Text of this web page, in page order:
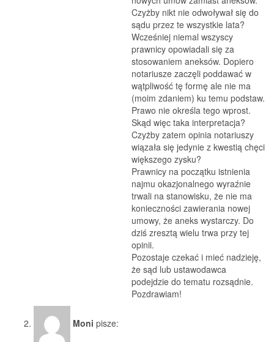
Czyżby nikt nie odwoływał się do
sądu przez te wszystkie lata?
Wcześniej niemal wszyscy
prawnicy opowiadali się za
stosowaniem aneksów. Dopiero
notariusze zaczęli poddawać w
wątpliwość tę formę ale nie ma
(moim zdaniem) ku temu podstaw.
Prawo nie określa tego wprost.
Skąd więc taka interpretacja?
Czyżby zatem opinia notariuszy
wiązała się jedynie z kwestią chęci
większego zysku?
Prawnicy na początku istnienia
najmu okazjonalnego wyraźnie
trwali na stanowisku, że nie ma
konieczności zawierania nowej
umowy, że aneks wystarczy. Do
dziś zresztą wielu trwa przy tej
opinii.
Pozostaje czekać i mieć nadzieję,
że sąd lub ustawodawca
podejdzie do tematu rozsądnie.
Pozdrawiam!
Moni pisze: